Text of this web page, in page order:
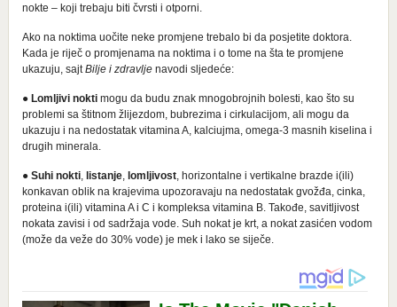
nokte – koji trebaju biti čvrsti i otporni.
Ako na noktima uočite neke promjene trebalo bi da posjetite doktora.
Kada je riječ o promjenama na noktima i o tome na šta te promjene
ukazuju, sajtBilje i zdravlje navodi sljedeće:
● Lomljivi noktimogu da budu znak mnogobrojnih bolesti, kao što su
problemi sa štitnom žlijezdom, bubrezima i cirkulacijom, ali mogu da
ukazuju i na nedostatak vitamina A, kalciujma, omega-3 masnih kiselina i
drugih minerala.
● Suhi nokti, listanje, lomljivost, horizontalne i vertikalne brazde i(ili)
konkavan oblik na krajevima upozoravaju na nedostatak gvožđa, cinka,
proteina i(ili) vitamina A i C i kompleksa vitamina B. Takođe, savitljivost
nokata zavisi i od sadržaja vode. Suh nokat je krt, a nokat zasićen vodom
(može da veže do 30% vode) je mek i lako se siječe.